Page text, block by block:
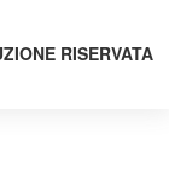
RISERVATA